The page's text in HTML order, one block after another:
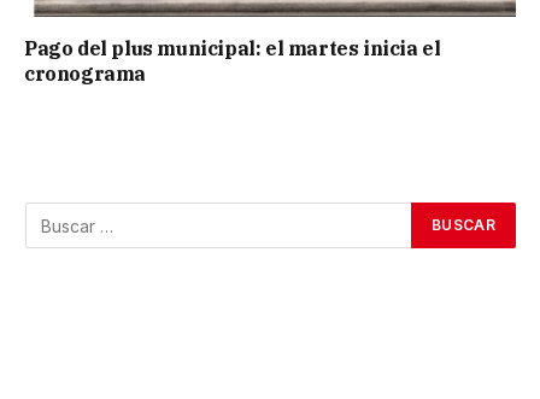
Pago del plus municipal: el martes inicia el
cronograma